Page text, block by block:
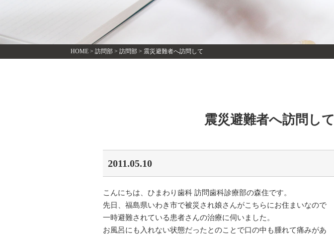
HOME > 訪問部 > 訪問部 > 震災避難者へ訪問して
震災避難者へ訪問して
2011.05.10
こんにちは、ひまわり歯科 訪問歯科診療部の森住です。
先日、福島県いわき市で被災され娘さんがこちらにお住まいなので
一時避難されている患者さんの治療に伺いました。
お風呂にも入れない状態だったとのことで口の中も腫れて痛みがあ